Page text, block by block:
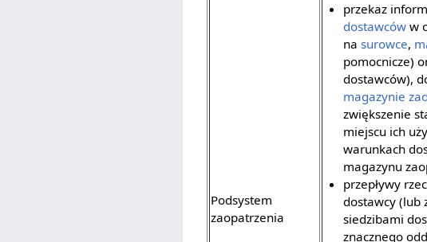
Podsystem
zaopatrzenia
przekaz
dostawcóww
na surowce,
pomocnicze)
dostawców),
magazynie
zwiększenie
miejscu ich
warunkach
magazynu
przepływy
dostawcy (lub
siedzibami
znacznego